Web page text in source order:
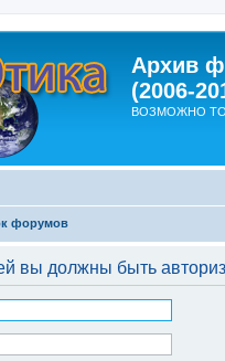
Архив
(2006-
ВОЗМОЖНО
форумов
вы должны быть